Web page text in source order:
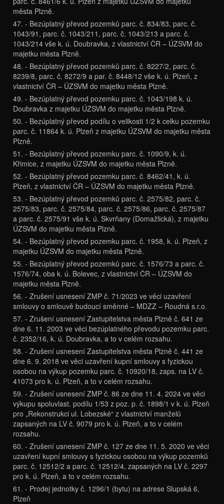
města Plzně.
47. - Bezúplatný převod pozemků parc. č. 834/83, parc. č.
1043/91, parc. č. 1043/211, parc. č. 1043/213 a parc. č.
1043/214 vše k. ú. Doubravka, z vlastnictví ČR – ÚZSVM do
majetku města Plzně.
48. - Bezúplatný převod pozemků parc. č. 8227/2, parc. č.
8239/8, parc. č. 8272/9 a par. č. 8448/12 vše k. ú. Plzeň, z
vlastnictví ČR – ÚZSVM do majetku města Plzně.
49. - Bezúplatný převod pozemku parc. č. 1043/198 k. ú.
Doubravka z majetku ÚZSVM do majetku města Plzně.
50. - Bezúplatný převod podílu o velikosti 1/2 k celku pozemku
parc. č. 11864 k. ú. Plzeň z majetku ÚZSVM do majetku města
Plzně.
51. - Bezúplatný převod pozemku parc. č. 1090/9, k. ú.
Křimice, z majetku ÚZSVM do majetku města Plzně.
52. - Bezúplatný převod pozemku parc. č. 8462/41, k. ú.
Plzeň, z vlastnictví ČR – ÚZSVM do majetku města Plzně.
53. - Bezúplatný převod pozemků parc. č. 2575/82, parc. č.
2575/83, parc. č. 2575/84, parc. č. 2575/86, parc. č. 2575/87
a parc. č. 2575/91 vše k. ú. Skvrňany (Domažlická), z majetku
ÚZSVM do majetku města Plzně.
54. - Bezúplatný převod pozemku parc. č. 1958, k. ú. Plzeň, z
majetku ÚZSVM do majetku města Plzně.
55. - Bezúplatný převod pozemků parc. č. 1576/73 a parc. č.
1576/74, oba k. ú. Bolevec, z vlastnictví ČR – ÚZSVM do
majetku města Plzně.
56. - Zrušení usnesení ZMP č. 71/2023 ve věci uzavření
smlouvy o smlouvě budoucí směnné – MDZZ – Roudná s.r.o.
57. - Zrušení usnesení Zastupitelstva města Plzně č. 641 ze
dne 6. 11. 2003 ve věci bezúplatného převodu pozemku parc.
č. 2352/16, k. ú. Doubravka, a to v celém rozsahu.
58. - Zrušení usnesení Zastupitelstva města Plzně č. 441 ze
dne 6. 9. 2018 ve věci uzavření kupní smlouvy s fyzickou
osobou na výkup pozemku parc. č. 10920/18, zaps. na LV č.
41073 pro k. ú. Plzeň, a to v celém rozsahu.
59. - Zrušení usnesení ZMP č. 86 ze dne 11. 4. 2024 ve věci
výkupu spoluvlast. podílu 1/53 z poz. p. č. 1898/1 v k. ú. Plzeň
pro „Rekonstrukci ul. Lobezské“ z vlastnictví manželů
zapsaných na LV č. 9079 pro k. ú. Plzeň, a to v celém
rozsahu.
60. - Zrušení usnesení ZMP č. 127 ze dne 11. 5. 2020 ve věci
uzavření kupní smlouvy s fyzickou osobou na výkup pozemků
parc. č. 12512/2 a parc. č. 12512/4, zapsaných na LV č. 2297
pro k. ú. Plzeň, a to v celém rozsahu.
61. - Prodej jednotky č. 1296/1 (bytu) na adrese Slupská 6,
Plzeň